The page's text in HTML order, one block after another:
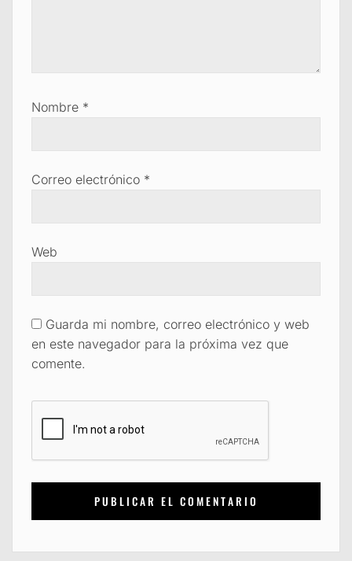
Nombre *
Correo electrónico *
Web
Guarda mi nombre, correo electrónico y web
en este navegador para la próxima vez que
comente.